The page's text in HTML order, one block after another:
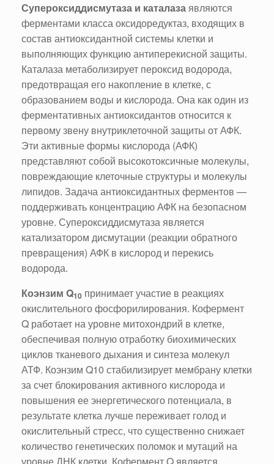
Супероксиддисмутаза и каталазаявляются
ферментами класса оксидоредуктаз, входящих в
состав антиоксидантной системы клетки и
выполняющих функцию антиперекисной защиты.
Каталаза метаболизирует пероксид водорода,
предотвращая его накопление в клетке, с
образованием воды и кислорода. Она как один из
ферментативных антиоксидантов относится к
первому звену внутриклеточной защиты от АФК.
Эти активные формы кислорода (АФК)
представляют собой высокотоксичные молекулы,
повреждающие клеточные структуры и молекулы
липидов. Задача антиоксидантных ферментов —
поддерживать концентрацию АФК на безопасном
уровне. Супероксиддисмутаза является
катализатором дисмутации (реакции обратного
превращения) АФК в кислород и перекись
водорода.
Коэнзим Q10 принимает участие в реакциях
окислительного фосфорилирования. Кофермент
Q работает на уровне митохондрий в клетке,
обеспечивая полную отработку биохимических
циклов тканевого дыхания и синтеза молекул
АТФ. Коэнзим Q10 стабилизирует мембрану клетки
за счет блокирования активного кислорода и
повышения ее энергетического потенциала, в
результате клетка лучше переживает голод и
окислительный стресс, что существенно снижает
количество генетических поломок и мутаций на